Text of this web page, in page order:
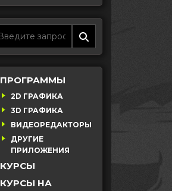
ПРОГРАММЫ
2D ГРАФИКА
3D ГРАФИКА
ВИДЕОРЕДАКТОРЫ
ДРУГИЕ
ПРИЛОЖЕНИЯ
КУРСЫ
КУРСЫ НА